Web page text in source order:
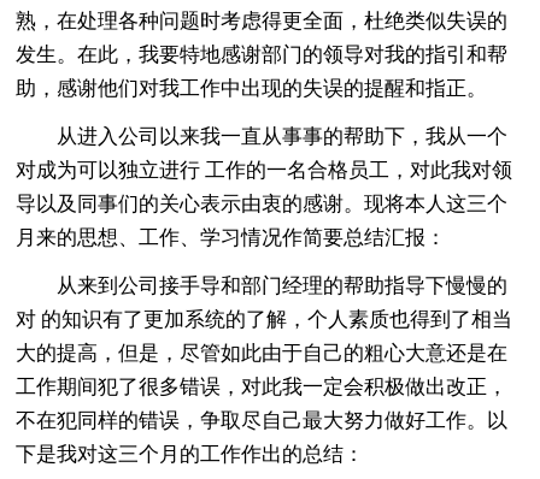
熟，在处理各种问题时考虑得更全面，杜绝类似失误的
发生。在此，我要特地感谢部门的领导对我的指引和帮
助，感谢他们对我工作中出现的失误的提醒和指正。
从进入公司以来我一直从事事的帮助下，我从一个
对成为可以独立进行 工作的一名合格员工，对此我对领
导以及同事们的关心表示由衷的感谢。现将本人这三个
月来的思想、工作、学习情况作简要总结汇报：
从来到公司接手导和部门经理的帮助指导下慢慢的
对 的知识有了更加系统的了解，个人素质也得到了相当
大的提高，但是，尽管如此由于自己的粗心大意还是在
工作期间犯了很多错误，对此我一定会积极做出改正，
不在犯同样的错误，争取尽自己最大努力做好工作。以
下是我对这三个月的工作作出的总结：